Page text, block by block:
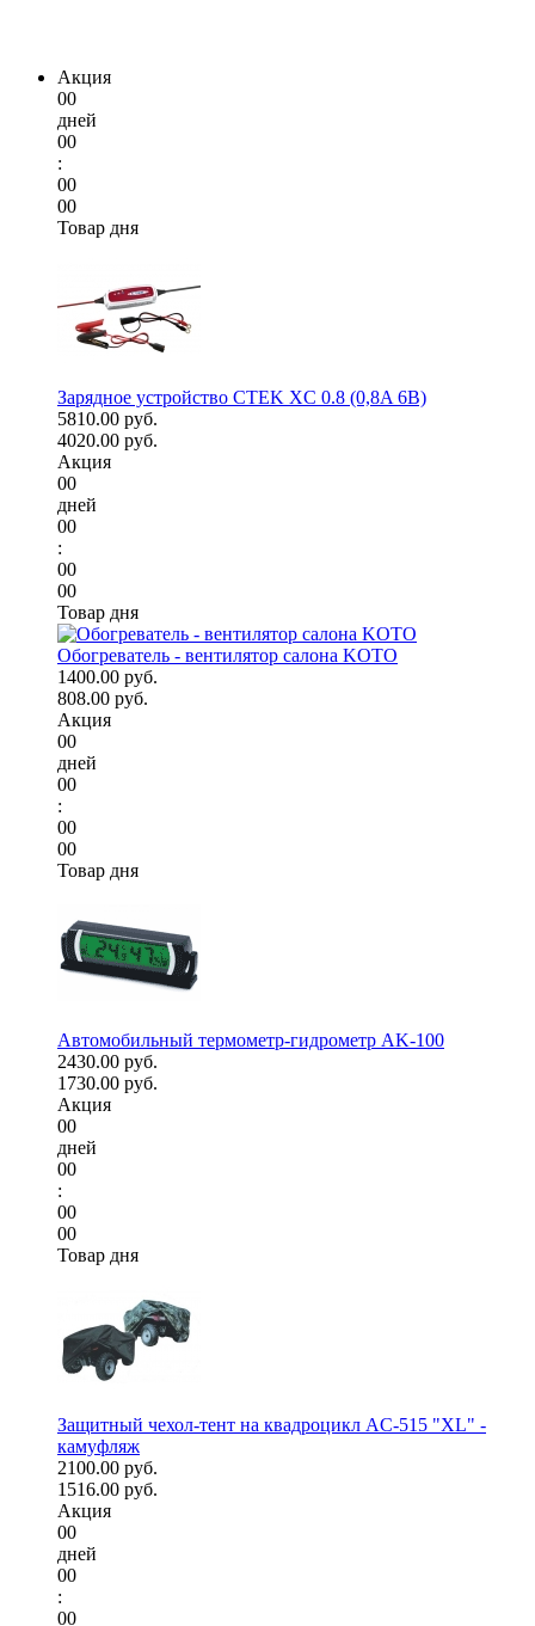
Акция
00
дней
00
:
00
00
Товар дня
Зарядное устройство CTEK XC 0.8 (0,8A 6В)
5810.00 руб.
4020.00 руб.
Акция
00
дней
00
:
00
00
Товар дня
Обогреватель - вентилятор салона KOTO
1400.00 руб.
808.00 руб.
Акция
00
дней
00
:
00
00
Товар дня
Автомобильный термометр-гидрометр AK-100
2430.00 руб.
1730.00 руб.
Акция
00
дней
00
:
00
00
Товар дня
Защитный чехол-тент на квадроцикл AC-515 "XL" -
камуфляж
2100.00 руб.
1516.00 руб.
Акция
00
дней
00
:
00